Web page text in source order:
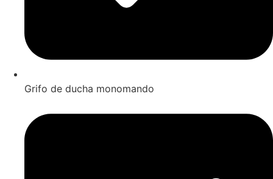
Grifo de ducha monomando